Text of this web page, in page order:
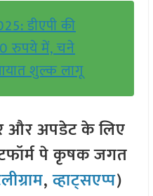
डीएपी की
रुपये में, चने
शुल्क लागू
और अपडेट के लिए
पे कृषक जगत
,व्हाट्सएप्प)